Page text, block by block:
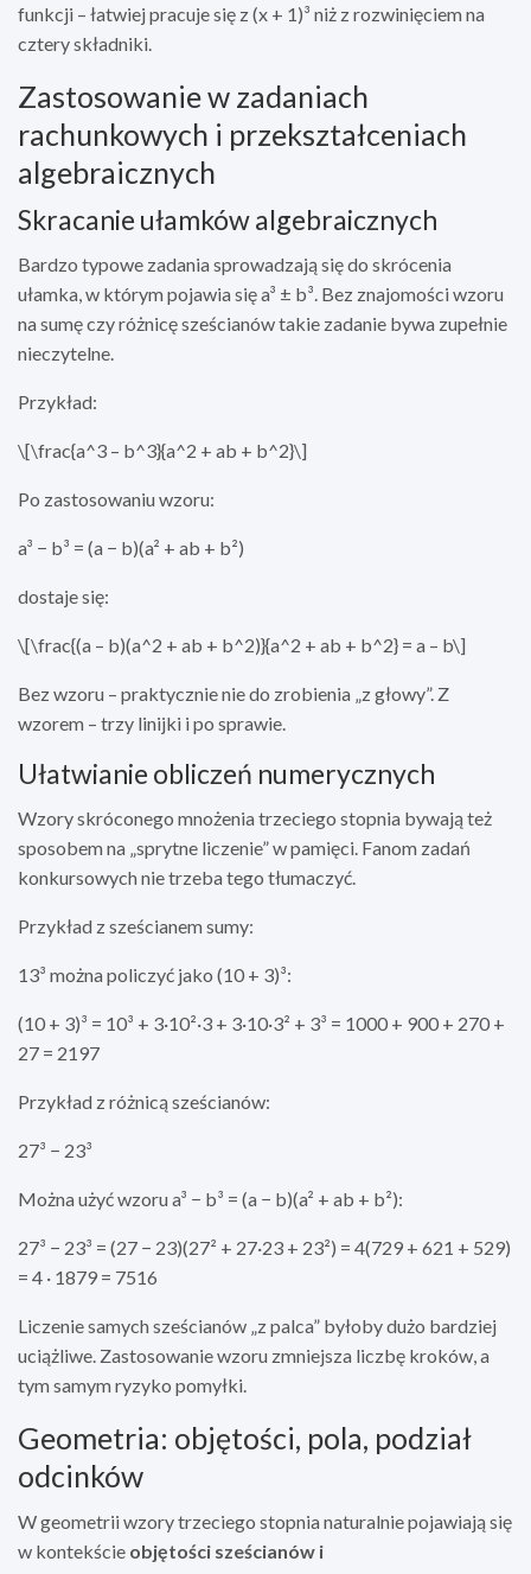
funkcji – łatwiej pracuje się z (x + 1)³ niż z rozwinięciem na
cztery składniki.
Zastosowanie w zadaniach
rachunkowych i przekształceniach
algebraicznych
Skracanie ułamków algebraicznych
Bardzo typowe zadania sprowadzają się do skrócenia
ułamka, w którym pojawia się a³ ± b³. Bez znajomości wzoru
na sumę czy różnicę sześcianów takie zadanie bywa zupełnie
nieczytelne.
Przykład:
\[\frac{a^3 – b^3}{a^2 + ab + b^2}\]
Po zastosowaniu wzoru:
a³ − b³ = (a − b)(a² + ab + b²)
dostaje się:
\[\frac{(a – b)(a^2 + ab + b^2)}{a^2 + ab + b^2} = a – b\]
Bez wzoru – praktycznie nie do zrobienia „z głowy”. Z
wzorem – trzy linijki i po sprawie.
Ułatwianie obliczeń numerycznych
Wzory skróconego mnożenia trzeciego stopnia bywają też
sposobem na „sprytne liczenie” w pamięci. Fanom zadań
konkursowych nie trzeba tego tłumaczyć.
Przykład z sześcianem sumy:
13³ można policzyć jako (10 + 3)³:
(10 + 3)³ = 10³ + 3·10²·3 + 3·10·3² + 3³ = 1000 + 900 + 270 +
27 = 2197
Przykład z różnicą sześcianów:
27³ − 23³
Można użyć wzoru a³ − b³ = (a − b)(a² + ab + b²):
27³ − 23³ = (27 − 23)(27² + 27·23 + 23²) = 4(729 + 621 + 529)
= 4 · 1879 = 7516
Liczenie samych sześcianów „z palca” byłoby dużo bardziej
uciążliwe. Zastosowanie wzoru zmniejsza liczbę kroków, a
tym samym ryzyko pomyłki.
Geometria: objętości, pola, podział
odcinków
W geometrii wzory trzeciego stopnia naturalnie pojawiają się
w kontekście objętości sześcianów i